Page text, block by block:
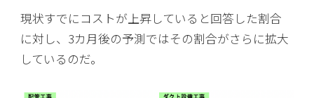
現状すでにコストが上昇していると回答した割合
に対し、3カ月後の予測ではその割合がさらに拡大
しているのだ。